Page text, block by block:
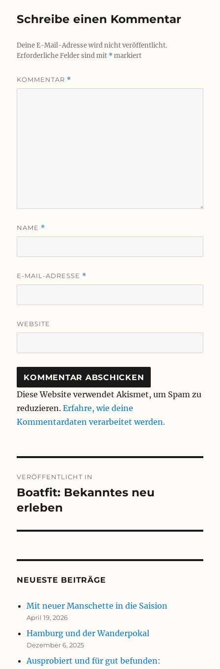
Schreibe einen Kommentar
Deine E-Mail-Adresse wird nicht veröffentlicht.
Erforderliche Felder sind mit *markiert
KOMMENTAR *
NAME *
E-MAIL-ADRESSE *
WEBSITE
Diese Website verwendet Akismet, um Spam zu
reduzieren.Erfahre, wie deine
Kommentardaten verarbeitet werden.
VERÖFFENTLICHT IN
Boatfit: Bekanntes neu
erleben
NEUESTE BEITRÄGE
Mit neuer Manschette in die Saision
April 19, 2026
Hamburg und der Wanderpokal
Dezember 6, 2025
Ausprobiert und für gut befunden: